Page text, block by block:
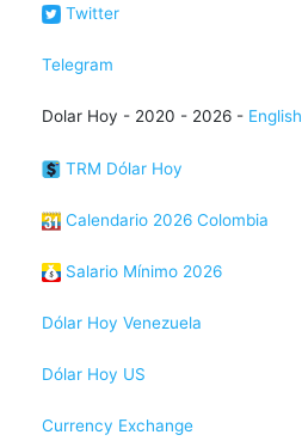
Twitter
Telegram
Dolar Hoy - 2020 - 2026 - English
TRM Dólar Hoy
Calendario 2026 Colombia
Salario Mínimo 2026
Dólar Hoy Venezuela
Dólar Hoy US
Currency Exchange